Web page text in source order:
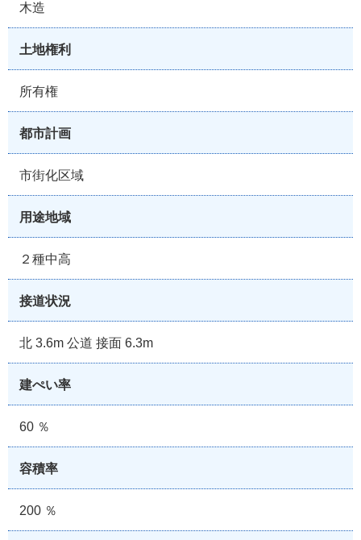
木造
土地権利
所有権
都市計画
市街化区域
用途地域
２種中高
接道状況
北 3.6m 公道 接面 6.3m
建ぺい率
60 ％
容積率
200 ％